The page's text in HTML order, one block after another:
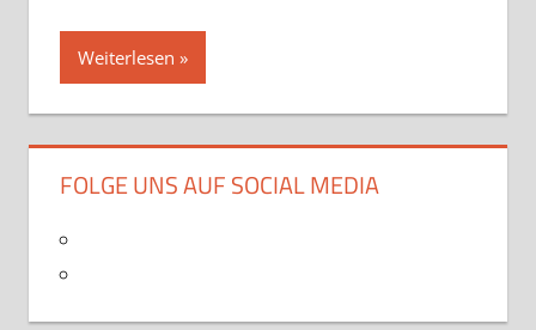
Weiterlesen
FOLGE UNS AUF SOCIAL MEDIA